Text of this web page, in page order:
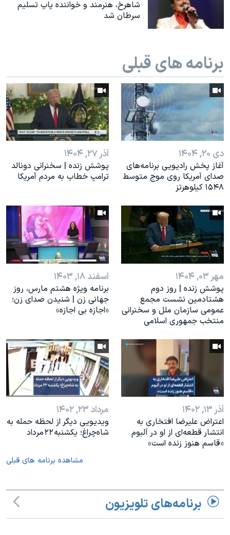
نرگس محمدی برنده جایزه نوبل صلح
صفحه‌های ویژه
سفر پرزیدنت ترامپ به چین
شاهرخ، هنرمند و خواننده پاپ تسلیم
سرطان شد
برنامه های قبلی
دی ۲۰, ۱۴۰۴
آغاز پخش رادیویی برنامه‌های
صدای آمریکا روی موج متوسط
۱۵۴۸ کیلوهرتز
آذر ۲۷, ۱۴۰۴
پوشش زنده | سخنرانی دونالد
ترامپ خطاب به مردم آمریکا
مهر ۰۳, ۱۴۰۴
پوشش زنده | روز دوم
هشتادمین نشست مجمع
عمومی سازمان ملل و سخنرانی
منتخب جمهوری اسلامی
اسفند ۱۸, ۱۴۰۳
برنامه ویژه هشتم مارس، روز
جهانی زن | شنیدن صدای زن؛
«اجازه بی اجازه»
آذر ۱۳, ۱۴۰۲
اعتراض علیرضا افتخاری به
انتشار قطعه‌ای از او در آلبوم
«قاسم هنوز زنده است»
مرداد ۲۳, ۱۴۰۲
ویدیویی دیگر از لحظه حمله به
شاه‌چراغ؛ یکشنبه ۲۲ مرداد
مشاهده برنامه های قبلی
برنامه‌های تلویزیون